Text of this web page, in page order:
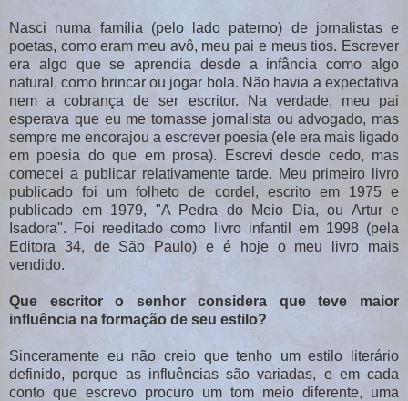
Nasci numa família (pelo lado paterno) de jornalistas e
poetas, como eram meu avô, meu pai e meus tios. Escrever
era algo que se aprendia desde a infância como algo
natural, como brincar ou jogar bola. Não havia a expectativa
nem a cobrança de ser escritor. Na verdade, meu pai
esperava que eu me tornasse jornalista ou advogado, mas
sempre me encorajou a escrever poesia (ele era mais ligado
em poesia do que em prosa). Escrevi desde cedo, mas
comecei a publicar relativamente tarde. Meu primeiro livro
publicado foi um folheto de cordel, escrito em 1975 e
publicado em 1979, "A Pedra do Meio Dia, ou Artur e
Isadora". Foi reeditado como livro infantil em 1998 (pela
Editora 34, de São Paulo) e é hoje o meu livro mais
vendido.
Que escritor o senhor considera que teve maior
influência na formação de seu estilo?
Sinceramente eu não creio que tenho um estilo literário
definido, porque as influências são variadas, e em cada
conto que escrevo procuro um tom meio diferente, uma